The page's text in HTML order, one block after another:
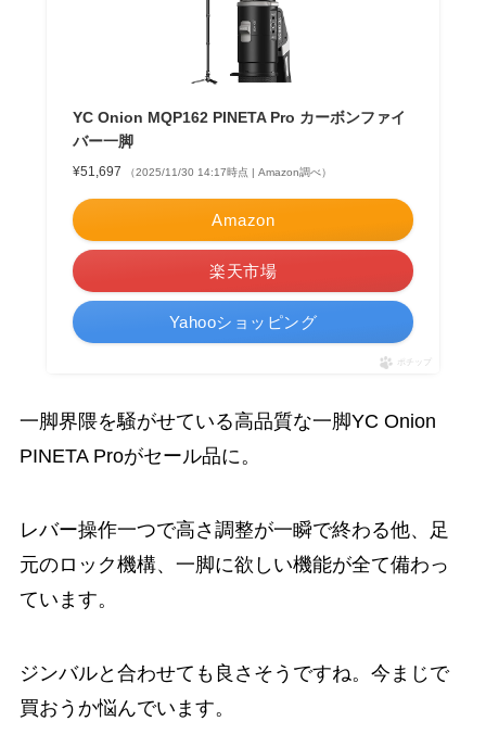
YC Onion MQP162 PINETA Pro カーボンファイ
バー一脚
¥51,697 （2025/11/30 14:17時点 | Amazon調べ）
Amazon
楽天市場
Yahooショッピング
ポチップ
一脚界隈を騒がせている高品質な一脚YC Onion
PINETA Proがセール品に。
レバー操作一つで高さ調整が一瞬で終わる他、足
元のロック機構、一脚に欲しい機能が全て備わっ
ています。
ジンバルと合わせても良さそうですね。今まじで
買おうか悩んでいます。